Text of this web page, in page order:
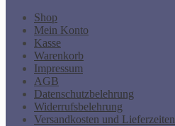
Shop
Mein Konto
Kasse
Warenkorb
Impressum
AGB
Datenschutzbelehrung
Widerrufsbelehrung
Versandkosten und Lieferzeiten